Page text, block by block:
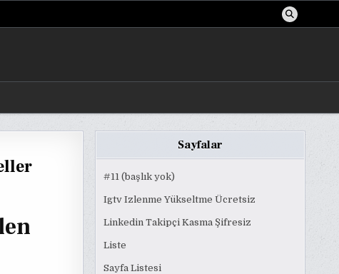
Sayfalar
#11 (başlık yok)
Igtv Izlenme Yükseltme Ücretsiz
Linkedin Takipçi Kasma Şifresiz
Liste
Sayfa Listesi